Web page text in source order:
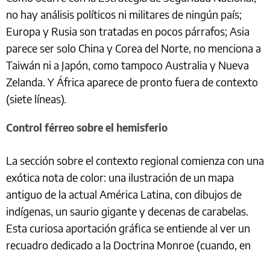
no hay análisis políticos ni militares de ningún país;
Europa y Rusia son tratadas en pocos párrafos; Asia
parece ser solo China y Corea del Norte, no menciona a
Taiwán ni a Japón, como tampoco Australia y Nueva
Zelanda. Y África aparece de pronto fuera de contexto
(siete líneas).
Control férreo sobre el hemisferio
La sección sobre el contexto regional comienza con una
exótica nota de color: una ilustración de un mapa
antiguo de la actual América Latina, con dibujos de
indígenas, un saurio gigante y decenas de carabelas.
Esta curiosa aportación gráfica se entiende al ver un
recuadro dedicado a la Doctrina Monroe (cuando, en